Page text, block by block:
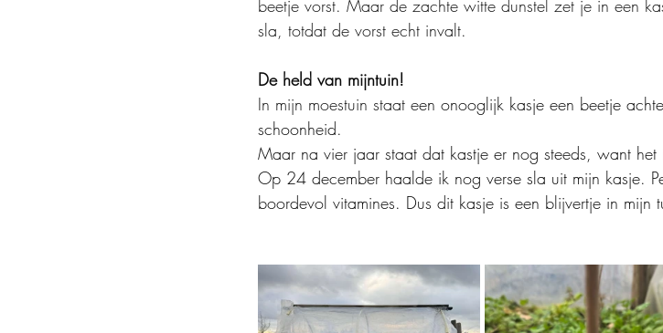
beetje vorst. Maar de zachte witte dunstel zet je in een
sla, totdat de vorst echt invalt.
De held van mijntuin!
In mijn moestuin staat een onooglijk kasje een beetje
schoonheid.
Maar na vier jaar staat dat kastje er nog steeds, want het
Op 24 december haalde ik nog verse sla uit mijn kasje.
boordevol vitamines. Dus dit kasje is een blijvertje in mijn